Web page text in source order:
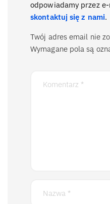
odpowiadamy przez
skontaktuj się z nami.
Twój adres email nie
Wymagane pola są